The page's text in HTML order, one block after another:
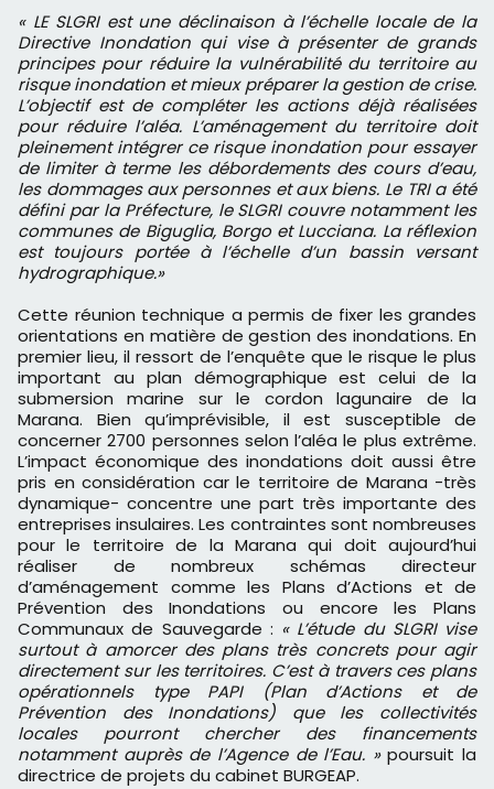
« LE SLGRI est une déclinaison à l’échelle locale de la
Directive Inondation qui vise à présenter de grands
principes pour réduire la vulnérabilité du territoire au
risque inondation et mieux préparer la gestion de crise.
L’objectif est de compléter les actions déjà réalisées
pour réduire l’aléa. L’aménagement du territoire doit
pleinement intégrer ce risque inondation pour essayer
de limiter à terme les débordements des cours d’eau,
les dommages aux personnes et aux biens. Le TRI a été
défini par la Préfecture, le SLGRI couvre notamment les
communes de Biguglia, Borgo et Lucciana. La réflexion
est toujours portée à l’échelle d’un bassin versant
hydrographique.»
Cette réunion technique a permis de fixer les grandes
orientations en matière de gestion des inondations. En
premier lieu, il ressort de l’enquête que le risque le plus
important au plan démographique est celui de la
submersion marine sur le cordon lagunaire de la
Marana. Bien qu’imprévisible, il est susceptible de
concerner 2700 personnes selon l’aléa le plus extrême.
L’impact économique des inondations doit aussi être
pris en considération car le territoire de Marana -très
dynamique- concentre une part très importante des
entreprises insulaires. Les contraintes sont nombreuses
pour le territoire de la Marana qui doit aujourd’hui
réaliser de nombreux schémas directeur
d’aménagement comme les Plans d’Actions et de
Prévention des Inondations ou encore les Plans
Communaux de Sauvegarde : « L’étude du SLGRI vise
surtout à amorcer des plans très concrets pour agir
directement sur les territoires. C’est à travers ces plans
opérationnels type PAPI (Plan d’Actions et de
Prévention des Inondations) que les collectivités
locales pourront chercher des financements
notamment auprès de l’Agence de l’Eau. »poursuit la
directrice de projets du cabinet BURGEAP.